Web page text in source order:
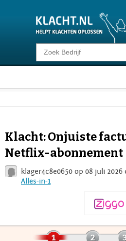
Klacht melden
Consumentenrecht
Voor Bedrijven
Login
Klacht: Onjuiste
Netflix-abonnement
klager4c8e0650 op 08 juli 2026
Alles-in-1